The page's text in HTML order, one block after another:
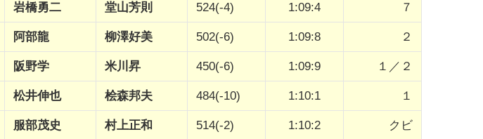
岩橋勇二 堂山芳則 524(-4) 1:09:4 ７
阿部龍 柳澤好美 502(-6) 1:09:8 ２
阪野学 米川昇 450(-6) 1:09:9 １／２
松井伸也 桧森邦夫 484(-10) 1:10:1 １
服部茂史 村上正和 514(-2) 1:10:2 クビ